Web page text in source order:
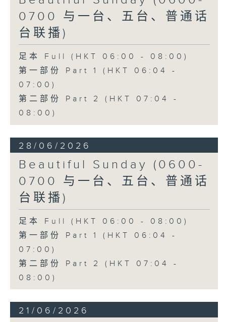
0700 与一台、五台、普通话
台联播)
足本 Full (HKT 06:00 - 08:00)
第一部份 Part 1 (HKT 06:04 -
07:00)
第二部份 Part 2 (HKT 07:04 -
08:00)
28/06/2026
Beautiful Sunday (0600-
0700 与一台、五台、普通话
台联播)
足本 Full (HKT 06:00 - 08:00)
第一部份 Part 1 (HKT 06:04 -
07:00)
第二部份 Part 2 (HKT 07:04 -
08:00)
21/06/2026